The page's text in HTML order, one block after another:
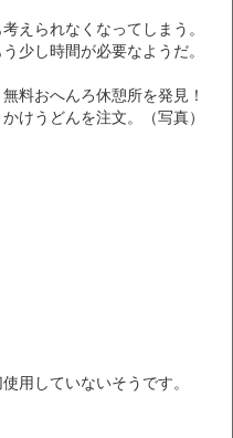
えられなくなってしまう。
少し時間が必要なようだ。
料おへんろ休憩所を発見！
けうどんを注文。（写真）
用していないそうです。